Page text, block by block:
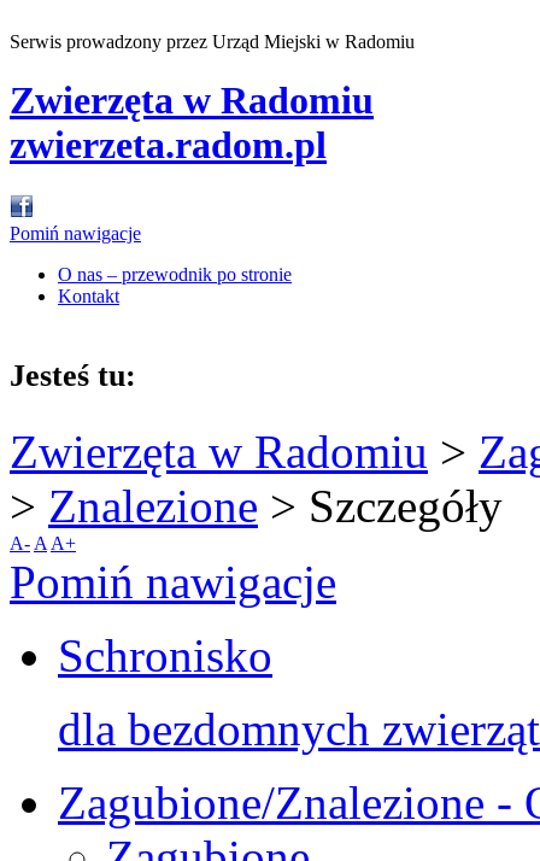
Serwis prowadzony przez Urząd Miejski w Radomiu
Zwierzęta w Radomiu
zwierzeta.radom.pl
Pomiń nawigacje
O nas – przewodnik po stronie
Kontakt
Jesteś tu:
Zwierzęta w Radomiu >
> Znalezione > Szczegóły
A- A A+
Pomiń nawigacje
Schronisko
dla bezdomnych zwierząt
Zagubione/Znalezione -